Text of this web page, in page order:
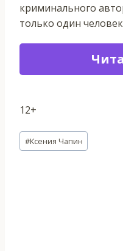
криминального
только один
12+
Метки
записи:
#Ксения Чапин